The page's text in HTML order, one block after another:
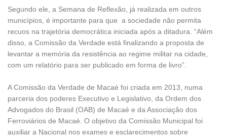
Segundo ele, a Semana de Reflexão, já realizada em outros
municípios, é importante para que a sociedade não permita
recuos na trajetória democrática iniciada após a ditadura. “Além
disso, a Comissão da Verdade está finalizando a proposta de
levantar a memória da resistência ao regime militar na cidade,
com um relatório para ser publicado em forma de livro”.
A Comissão da Verdade de Macaé foi criada em 2013, numa
parceria dos poderes Executivo e Legislativo, da Ordem dos
Advogados do Brasil (OAB) de Macaé e da Associação dos
Ferroviários de Macaé. O objetivo da Comissão Municipal foi
auxiliar a Nacional nos exames e esclarecimentos sobre